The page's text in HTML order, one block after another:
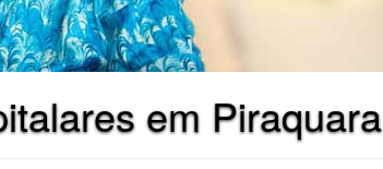
em Piraquara